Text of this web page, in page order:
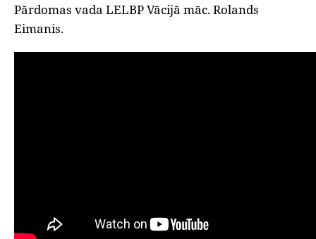
Pārdomas vada LELBP Vācijā māc. Rolands
Eimanis.